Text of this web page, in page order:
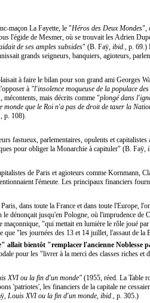
maçon La Fayette, le "Héros des Deux Mondes",
l'égide de Mesmer, où se trouvait les Adrien
de ses amples subsides" (B. Faÿ, ibid ., p.
grands seigneurs, banquiers, agioteurs,
à faire le bilan pour son grand ami Georges
à "l'insolence moqueuse de la populace
mécontents, mais décrits comme "plongé dans
monde que le Roi n'a pas de droit de taxer la
., p. 108).
fastueux, parlementaires, opulents et
pour obliger la Monarchie à capituler" (B. Faÿ,
de Paris et agioteurs comme Kornmann,
l'émeute. Les principaux financiers
dans toute la France et dans toute l'Europe,
le dénonçait jusqu'en Pologne, où l'imprudence
maçonnique, "qui mettait en lumière le rôle joué
que "les journées des 13 et 14 juillet, l'assaut de la
allait bientôt "remplacer l'ancienne Noblesse
pour les "livrer à la merci des classes riches
XVI ou la fin d'un monde" (1955, réed. La Table
'patriotes', les financiers de la capitale ne
Louis XVI ou la fin d'un monde ibid ., p. 305.)